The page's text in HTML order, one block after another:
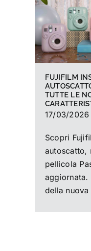
FUJIFILM
TUTTE LE
17/03/2026
Scopri
autoscatto,
pellicola
aggiornata.
della